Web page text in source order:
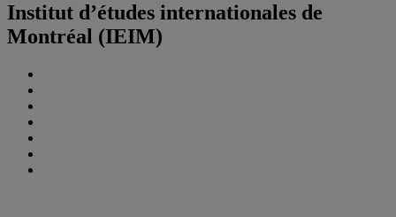
Institut d’études internationales de
Montréal (IEIM)